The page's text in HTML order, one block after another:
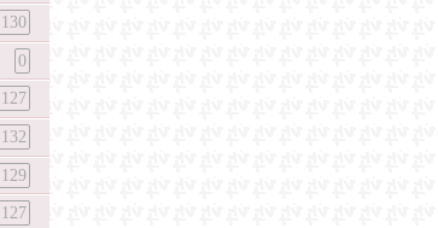
130
0
127
132
129
127